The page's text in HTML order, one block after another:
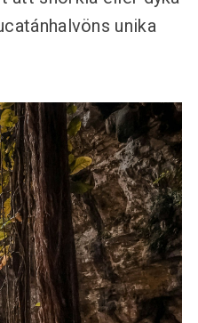
unika